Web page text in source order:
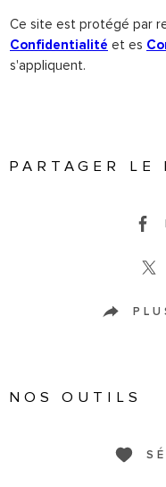
Ce site est protégé par
Confidentialité et es
s'appliquent.
PARTAGER LE
NOS OUTILS